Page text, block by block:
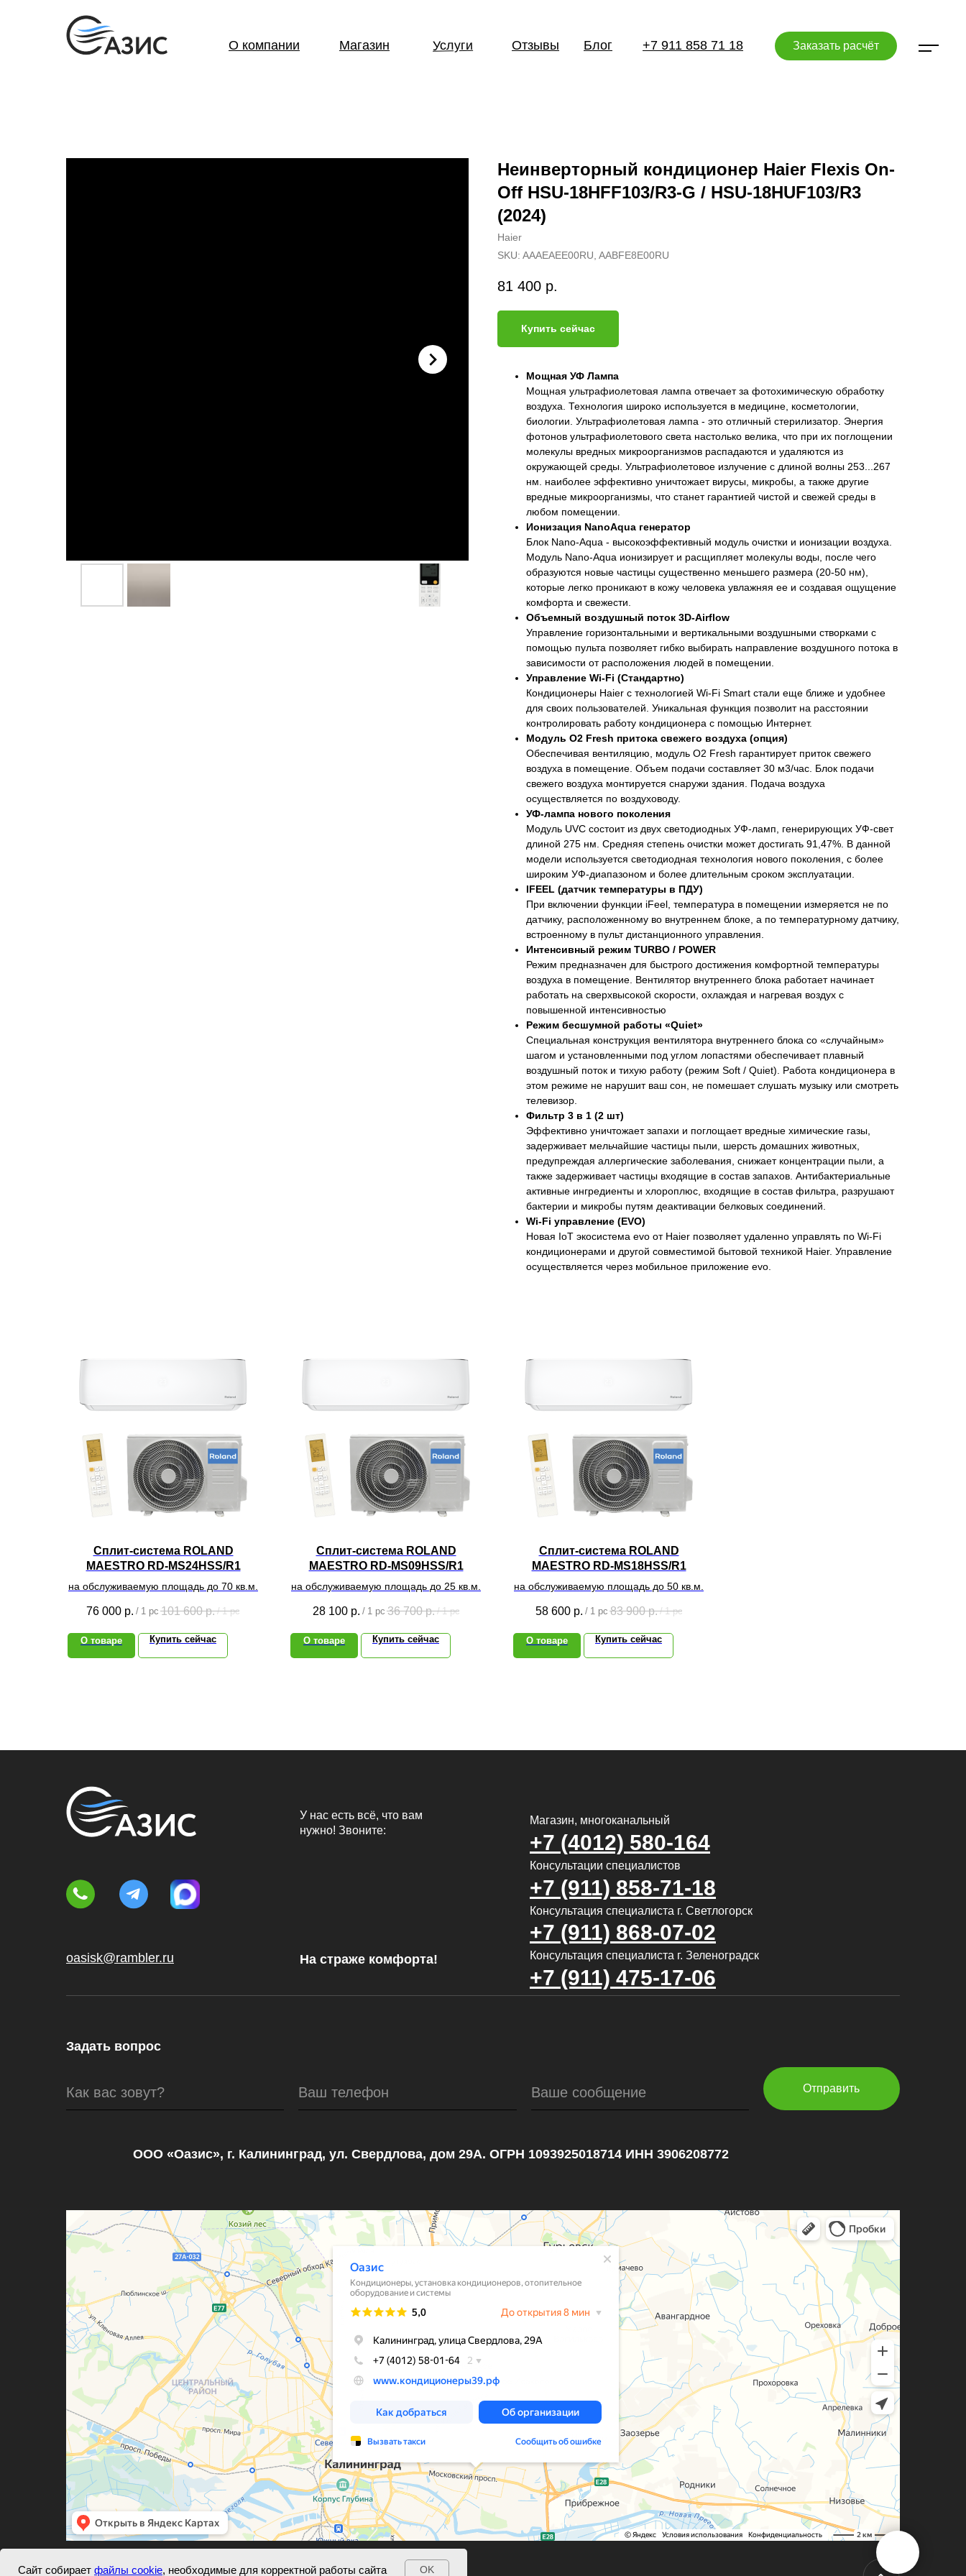
Услуги
О компании +7 911 858 71 18 Заказать расчёт
Отзывы
Магазин Блог
Неинверторный кондиционер Haier Flexis On-
Off HSU-18HFF103/R3-G / HSU-18HUF103/R3
(2024)
Haier
SKU: AAAEAEE00RU, AABFE8E00RU
81 400 р.
Купить сейчас
Мощная УФ Лампа
Мощная ультрафиолетовая лампа отвечает за фотохимическую обработку
воздуха. Технология широко используется в медицине, косметологии,
биологии. Ультрафиолетовая лампа - это отличный стерилизатор. Энергия
фотонов ультрафиолетового света настолько велика, что при их поглощении
молекулы вредных микроорганизмов распадаются и удаляются из
окружающей среды. Ультрафиолетовое излучение с длиной волны 253...267
нм. наиболее эффективно уничтожает вирусы, микробы, а также другие
вредные микроорганизмы, что станет гарантией чистой и свежей среды в
любом помещении.
Ионизация NanoAqua генератор
Блок Nano-Aqua - высокоэффективный модуль очистки и ионизации воздуха.
Модуль Nano-Aqua ионизирует и расщипляет молекулы воды, после чего
образуются новые частицы существенно меньшего размера (20-50 нм),
которые легко проникают в кожу человека увлажняя ее и создавая ощущение
комфорта и свежести.
Объемный воздушный поток 3D-Airflow
Управление горизонтальными и вертикальными воздушными створками с
помощью пульта позволяет гибко выбирать направление воздушного потока в
зависимости от расположения людей в помещении.
Управление Wi-Fi (Стандартно)
Кондиционеры Haier с технологией Wi-Fi Smart стали еще ближе и удобнее
для своих пользователей. Уникальная функция позволит на расстоянии
контролировать работу кондиционера с помощью Интернет.
Модуль O2 Fresh притока свежего воздуха (опция)
Обеспечивая вентиляцию, модуль O2 Fresh гарантирует приток свежего
воздуха в помещение. Объем подачи составляет 30 м3/час. Блок подачи
свежего воздуха монтируется снаружи здания. Подача воздуха
осуществляется по воздуховоду.
УФ-лампа нового поколения
Модуль UVC состоит из двух светодиодных УФ-ламп, генерирующих УФ-свет
длиной 275 нм. Средняя степень очистки может достигать 91,47%. В данной
модели используется светодиодная технология нового поколения, с более
широким УФ-диапазоном и более длительным сроком эксплуатации.
IFEEL (датчик температуры в ПДУ)
При включении функции iFeel, температура в помещении измеряется не по
датчику, расположенному во внутреннем блоке, а по температурному датчику,
встроенному в пульт дистанционного управления.
Интенсивный режим TURBO / POWER
Режим предназначен для быстрого достижения комфортной температуры
воздуха в помещение. Вентилятор внутреннего блока работает начинает
работать на сверхвысокой скорости, охлаждая и нагревая воздух с
повышенной интенсивностью
Режим бесшумной работы «Quiet»
Специальная конструкция вентилятора внутреннего блока со «случайным»
шагом и установленными под углом лопастями обеспечивает плавный
воздушный поток и тихую работу (режим Soft / Quiet). Работа кондиционера в
этом режиме не нарушит ваш сон, не помешает слушать музыку или смотреть
телевизор.
Фильтр 3 в 1 (2 шт)
Эффективно уничтожает запахи и поглощает вредные химические газы,
задерживает мельчайшие частицы пыли, шерсть домашних животных,
предупреждая аллергические заболевания, снижает концентрации пыли, а
также задерживает частицы входящие в состав запахов. Антибактериальные
активные ингредиенты и хлороплюс, входящие в состав фильтра, разрушают
бактерии и микробы путям деактивации белковых соединений.
Wi-Fi управление (EVO)
Новая IoT экосистема evo от Haier позволяет удаленно управлять по Wi-Fi
кондиционерами и другой совместимой бытовой техникой Haier. Управление
осуществляется через мобильное приложение evo.
Сплит-система ROLAND
MAESTRO RD-MS24HSS/R1
на обслуживаемую площадь до 70 кв.м.
76 000 р. / 1 pc 101 600 р. / 1 pc
О товаре Купить сейчас
Сплит-система ROLAND
MAESTRO RD-MS09HSS/R1
на обслуживаемую площадь до 25 кв.м.
28 100 р. / 1 pc 36 700 р. / 1 pc
О товаре Купить сейчас
Сплит-система ROLAND
MAESTRO RD-MS18HSS/R1
на обслуживаемую площадь до 50 кв.м.
58 600 р. / 1 pc 83 900 р. / 1 pc
О товаре Купить сейчас
Как вас зовут? Ваш телефон Ваше сообщение Отправить
oasisk@rambler.ru
У нас есть всё, что вам
нужно! Звоните:
На страже комфорта!
Магазин, многоканальный
Консультация специалиста г. Светлогорск
Консультация специалиста г. Зеленоградск
Консультации специалистов
+7 (911) 858-71-18
+7 (911) 475-17-06
+7 (911) 868-07-02
+7 (4012) 580-164
Задать вопрос
ООО «Оазис», г. Калининград, ул. Свердлова, дом 29А. ОГРН 1093925018714 ИНН 3906208772
Сайт собирает файлы cookie, необходимые для корректной работы сайта OK